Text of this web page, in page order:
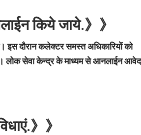
किये जाये.》》
इस दौरान कलेक्टर समस्त अधिकारियों को
लोक सेवा केन्द्र के माध्यम से आनलाईन
》》